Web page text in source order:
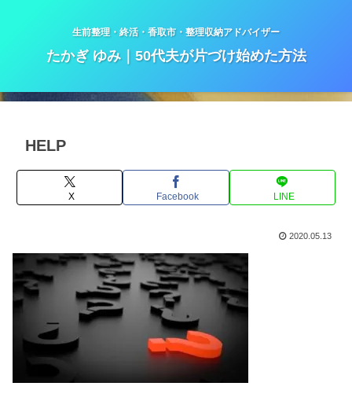
生前整理・終活・香取市・整理収納アドバイザー
たかぎ ゆみ｜50代夫が片づけ始めた方法
HELP
X Facebook LINE
2020.05.13